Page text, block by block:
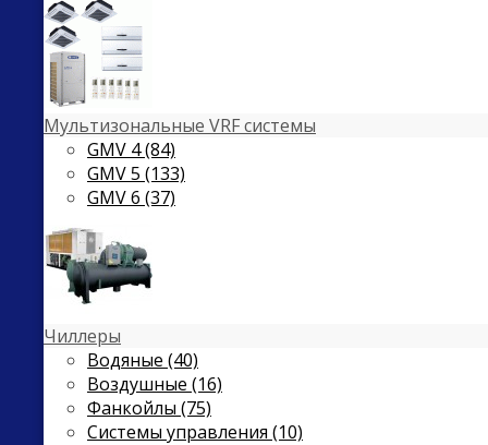
Мультизональные VRF системы
GMV 4 (84)
GMV 5 (133)
GMV 6 (37)
Чиллеры
Водяные (40)
Воздушные (16)
Фанкойлы (75)
Системы управления (10)